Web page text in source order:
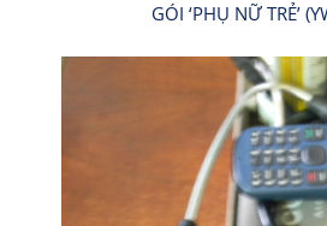
GÓI ‘PHỤ NỮ TRẺ’